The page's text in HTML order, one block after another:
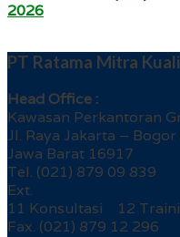
2026
PT Ratama Mitra
Head Office :
Kawasan Perkantoran
Jl. Raya Jakarta –
Jawa Barat 16917
Tel. (021) 879 09 839
Ext.
11 Konsultasi 12
Fax. (021) 879 12 296